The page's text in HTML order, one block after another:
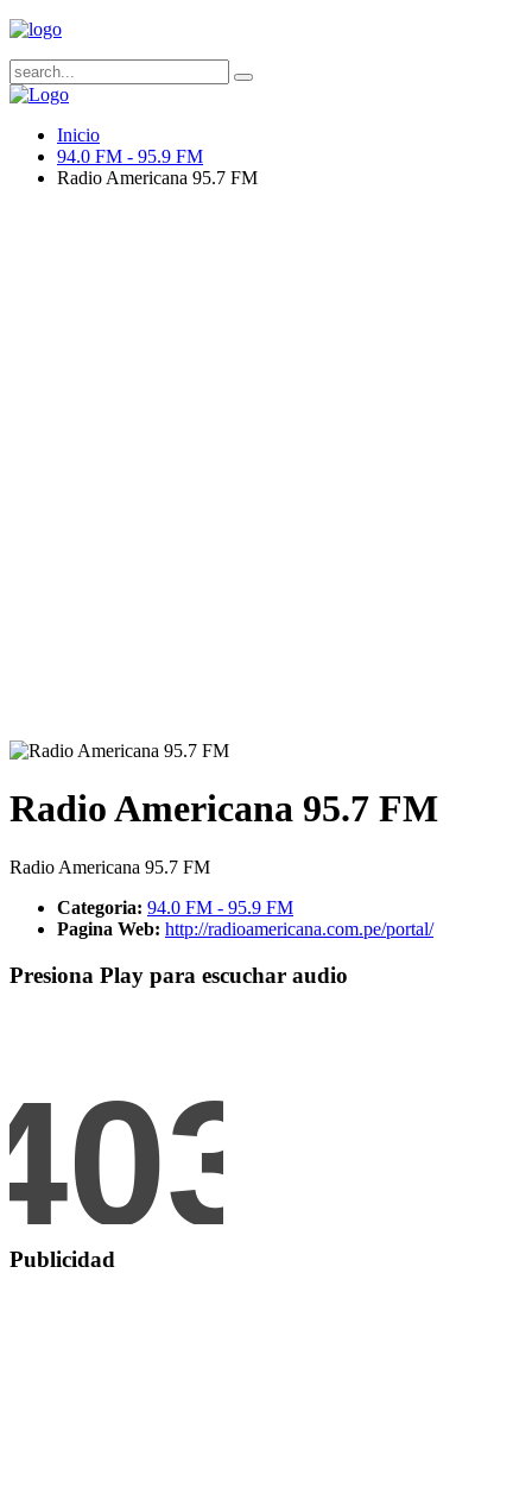
Inicio
94.0 FM - 95.9 FM
Radio Americana 95.7 FM
Radio Americana 95.7 FM
Radio Americana 95.7 FM
Categoria: 94.0 FM - 95.9 FM
Pagina Web: http://radioamericana.com.pe/portal/
Presiona Play para escuchar audio
Publicidad